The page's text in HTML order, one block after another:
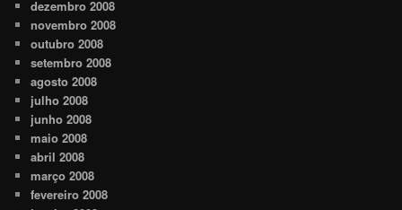
dezembro 2008
novembro 2008
outubro 2008
setembro 2008
agosto 2008
julho 2008
junho 2008
maio 2008
abril 2008
março 2008
fevereiro 2008